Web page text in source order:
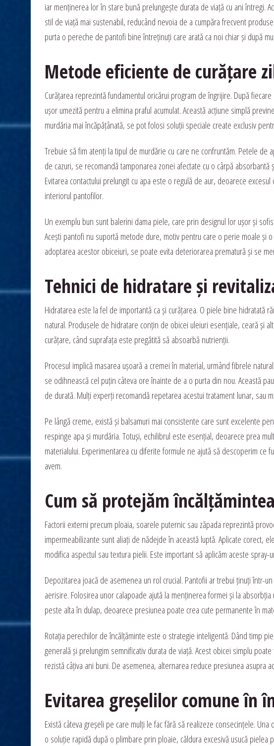
iar menținerea lor în stare bună prelungește durata de viață cu ani întregi.
stil de viață mai sustenabil, reducând nevoia de a cumpăra frecvent
purta o pereche de pantofi bine întreținuți care arată ca noi chiar și după
Metode eficiente de curățare
Curățarea reprezintă fundamentul oricărui program de îngrijire. După
ușor umezită pentru a elimina praful acumulat. Această acțiune simplă
murdăria mai încăpățânată, se pot folosi soluții speciale create exclusiv
Trebuie să fim atenți la tipul de murdărie cu care ne confruntăm. Petele
de cazuri, se recomandă tamponarea zonei afectate cu o cârpă
Evitarea contactului prelungit cu apa este o regulă de aur, deoarece
interiorul pantofilor.
Un exemplu bun sunt balerini dama piele, care prin designul lor ușor și
Acești pantofi nu suportă metode dure, motiv pentru care o perie moale și
adoptarea acestor obiceiuri, se poate evita deteriorarea prematură și se
Tehnici de hidratare și
Hidratarea este la fel de importantă ca și curățarea. O piele bine hidratată
natural. Produsele de hidratare conțin de obicei uleiuri esențiale, ceară și
curățare, când suprafața este pregătită să absoarbă nutrienții.
Procesul implică masarea ușoară a cremei în material, urmând fibrele
se odihnească cel puțin câteva ore înainte de a o purta din nou. Această
de durată. Mulți experți recomandă repetarea acestui tratament lunar, sau
Pe lângă creme, există și balsamuri mai consistente care sunt excelente
respinge apa și murdăria. Totuși, echilibrul este esențial, deoarece prea
materialului. Experimentarea cu diferite formule ne ajută să descoperim
avem.
Cum să protejăm
Factorii externi precum ploaia, soarele puternic sau zăpada reprezintă
impermeabilizante sunt aliați de nădejde în această luptă. Aplicate corect,
modifica aspectul sau textura pielii. Este important să aplicăm aceste
Depozitarea joacă de asemenea un rol crucial. Pantofii ar trebui ținuți într-
aerisire. Folosirea unor calapoade ajută la menținerea formei și la
peste alta în dulap, deoarece presiunea poate crea cute permanente în
Rotația perechilor de încălțăminte este o strategie inteligentă. Dând timp
generală și prelungim semnificativ durata de viață. Acest obicei simplu
rezistă câțiva ani buni. De asemenea, alternarea reduce presiunea asupra
Evitarea greșelilor comune în
Există câteva greșeli pe care mulți le fac fără să realizeze consecințele.
o soluție rapidă după o plimbare prin ploaie, căldura excesivă usucă